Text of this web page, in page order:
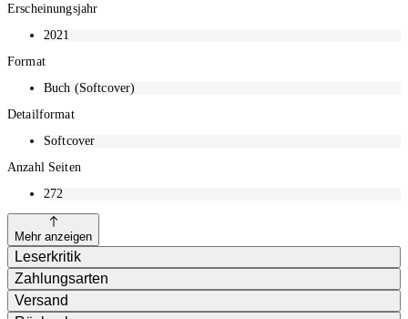
Erscheinungsjahr
2021
Format
Buch (Softcover)
Detailformat
Softcover
Anzahl Seiten
272
Mehr anzeigen
Leserkritik
Zahlungsarten
Versand